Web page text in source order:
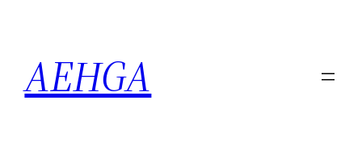
contenido
AEHGA